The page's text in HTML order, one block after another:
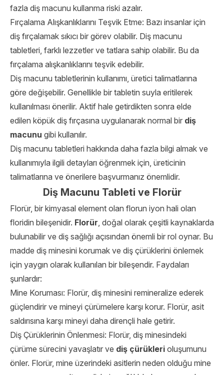
fazla diş macunu kullanma riski azalır.
Fırçalama Alışkanlıklarını Teşvik Etme: Bazı insanlar için
diş fırçalamak sıkıcı bir görev olabilir. Diş macunu
tabletleri, farklı lezzetler ve tatlara sahip olabilir. Bu da
fırçalama alışkanlıklarını teşvik edebilir.
Diş macunu tabletlerinin kullanımı, üretici talimatlarına
göre değişebilir. Genellikle bir tabletin suyla eritilerek
kullanılması önerilir. Aktif hale getirdikten sonra elde
edilen köpük diş fırçasına uygulanarak normal bir diş
macunu gibi kullanılır.
Diş macunu tabletleri hakkında daha fazla bilgi almak ve
kullanımıyla ilgili detayları öğrenmek için, üreticinin
talimatlarına ve önerilere başvurmanız önemlidir.
Diş Macunu Tableti ve Florür
Florür, bir kimyasal element olan florun iyon hali olan
floridin bileşenidir. Florür, doğal olarak çeşitli kaynaklarda
bulunabilir ve diş sağlığı açısından önemli bir rol oynar. Bu
madde diş minesini korumak ve diş çürüklerini önlemek
için yaygın olarak kullanılan bir bileşendir. Faydaları
şunlardır:
Mine Koruması: Florür, diş minesini remineralize ederek
güçlendirir ve mineyi çürümelere karşı korur. Florür, asit
saldırısına karşı mineyi daha dirençli hale getirir.
Diş Çürüklerinin Önlenmesi: Florür, diş minesindeki
çürüme sürecini yavaşlatır ve diş çürükleri oluşumunu
önler. Florür, mine üzerindeki asitlerin neden olduğu mine